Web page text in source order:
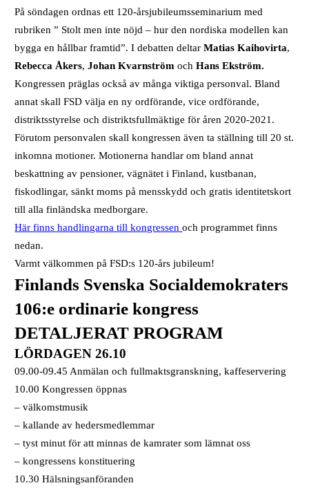
På söndagen ordnas ett 120-årsjubileumsseminarium med
rubriken ” Stolt men inte nöjd – hur den nordiska modellen kan
bygga en hållbar framtid”. I debatten deltarMatias Kaihovirta,
Rebecca Åkers,Johan Kvarnström ochHans Ekström.
Kongressen präglas också av många viktiga personval. Bland
annat skall FSD välja en ny ordförande, vice ordförande,
distriktsstyrelse och distriktsfullmäktige för åren 2020-2021.
Förutom personvalen skall kongressen även ta ställning till 20 st.
inkomna motioner. Motionerna handlar om bland annat
beskattning av pensioner, vägnätet i Finland, kustbanan,
fiskodlingar, sänkt moms på mensskydd och gratis identitetskort
till alla finländska medborgare.
Här finns handlingarna till kongressenoch programmet finns
nedan.
Varmt välkommen på FSD:s 120-års jubileum!
Finlands Svenska Socialdemokraters
106:e ordinarie ­kongress
DETALJERAT PROGRAM
LÖRDAGEN 26.10
09.00-09.45 Anmälan och fullmaktsgranskning, kaffeservering
10.00 Kongressen öppnas
– välkomstmusik
– kallande av hedersmedlemmar
– tyst minut för att minnas de kamrater som lämnat oss
– kongressens konstituering
10.30 Hälsningsanföranden